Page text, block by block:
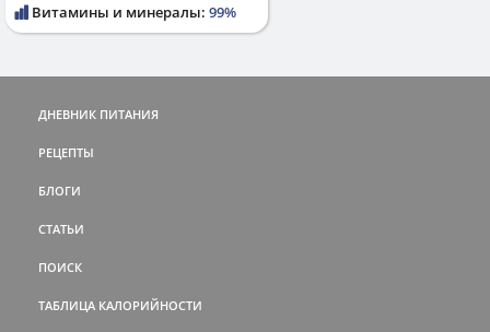
Витамины и минералы: 99%
ДНЕВНИК ПИТАНИЯ
РЕЦЕПТЫ
БЛОГИ
СТАТЬИ
ПОИСК
ТАБЛИЦА КАЛОРИЙНОСТИ